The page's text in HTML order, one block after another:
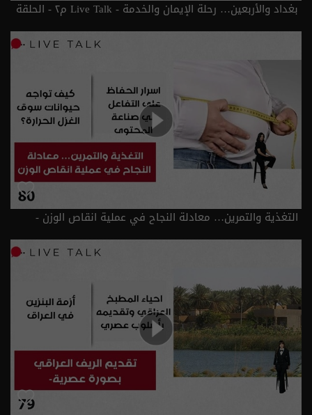
بغداد والأربعين… رحلة الإيمان والخدمة - Live Talk م٢ - الحلقة
٨١ | الموسم 2
التغذية والتمرين… معادلة النجاح في عملية انقاص الوزن -
الحلقة ٨٠ | الموسم 2